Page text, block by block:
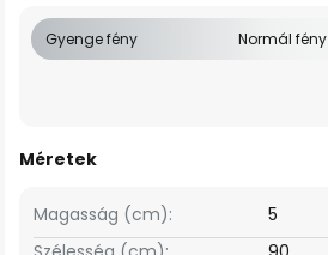
Gyenge fény Normál fény
Méretek
Magasság (cm): 5